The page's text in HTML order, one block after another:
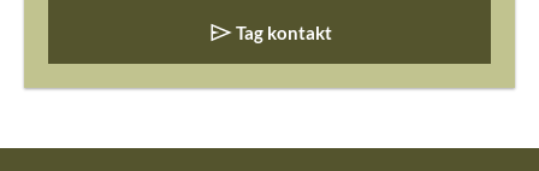
Tag kontakt